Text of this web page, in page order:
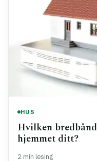
HUS
Hvilken
hjemmet ditt?
2 min lesing